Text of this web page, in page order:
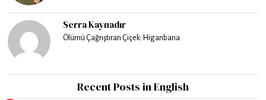
Serra Kaynadır
Ölümü Çağrıştıran Çiçek: Higanbana
Recent Posts in English